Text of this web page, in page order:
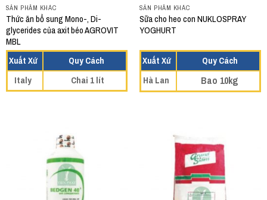
SẢN PHẨM KHÁC
Thức ăn bổ sung Mono-, Di-
glycerides của axit béo AGROVIT
MBL
Xuất Xứ
Quy Cách
Italy
Chai 1 lít
SẢN PHẨM KHÁC
Sữa cho heo con NUKLOSPRAY
YOGHURT
Xuất Xứ
Quy Cách
Hà Lan
Bao 10kg